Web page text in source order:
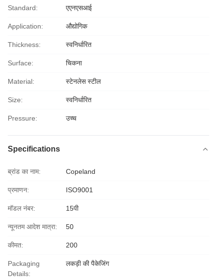
Standard: एएनएसआई
Application: औद्योगिक
Thickness: स्वनिर्धारित
Surface: चिकना
Material: स्टेनलेस स्टील
Size: स्वनिर्धारित
Pressure: उच्च
Specifications
ब्रांड का नाम: Copeland
प्रमाणन: ISO9001
मॉडल नंबर: 15पी
न्यूनतम आदेश मात्रा: 50
कीमत: 200
Packaging
Details:
लकड़ी की पैकेजिंग